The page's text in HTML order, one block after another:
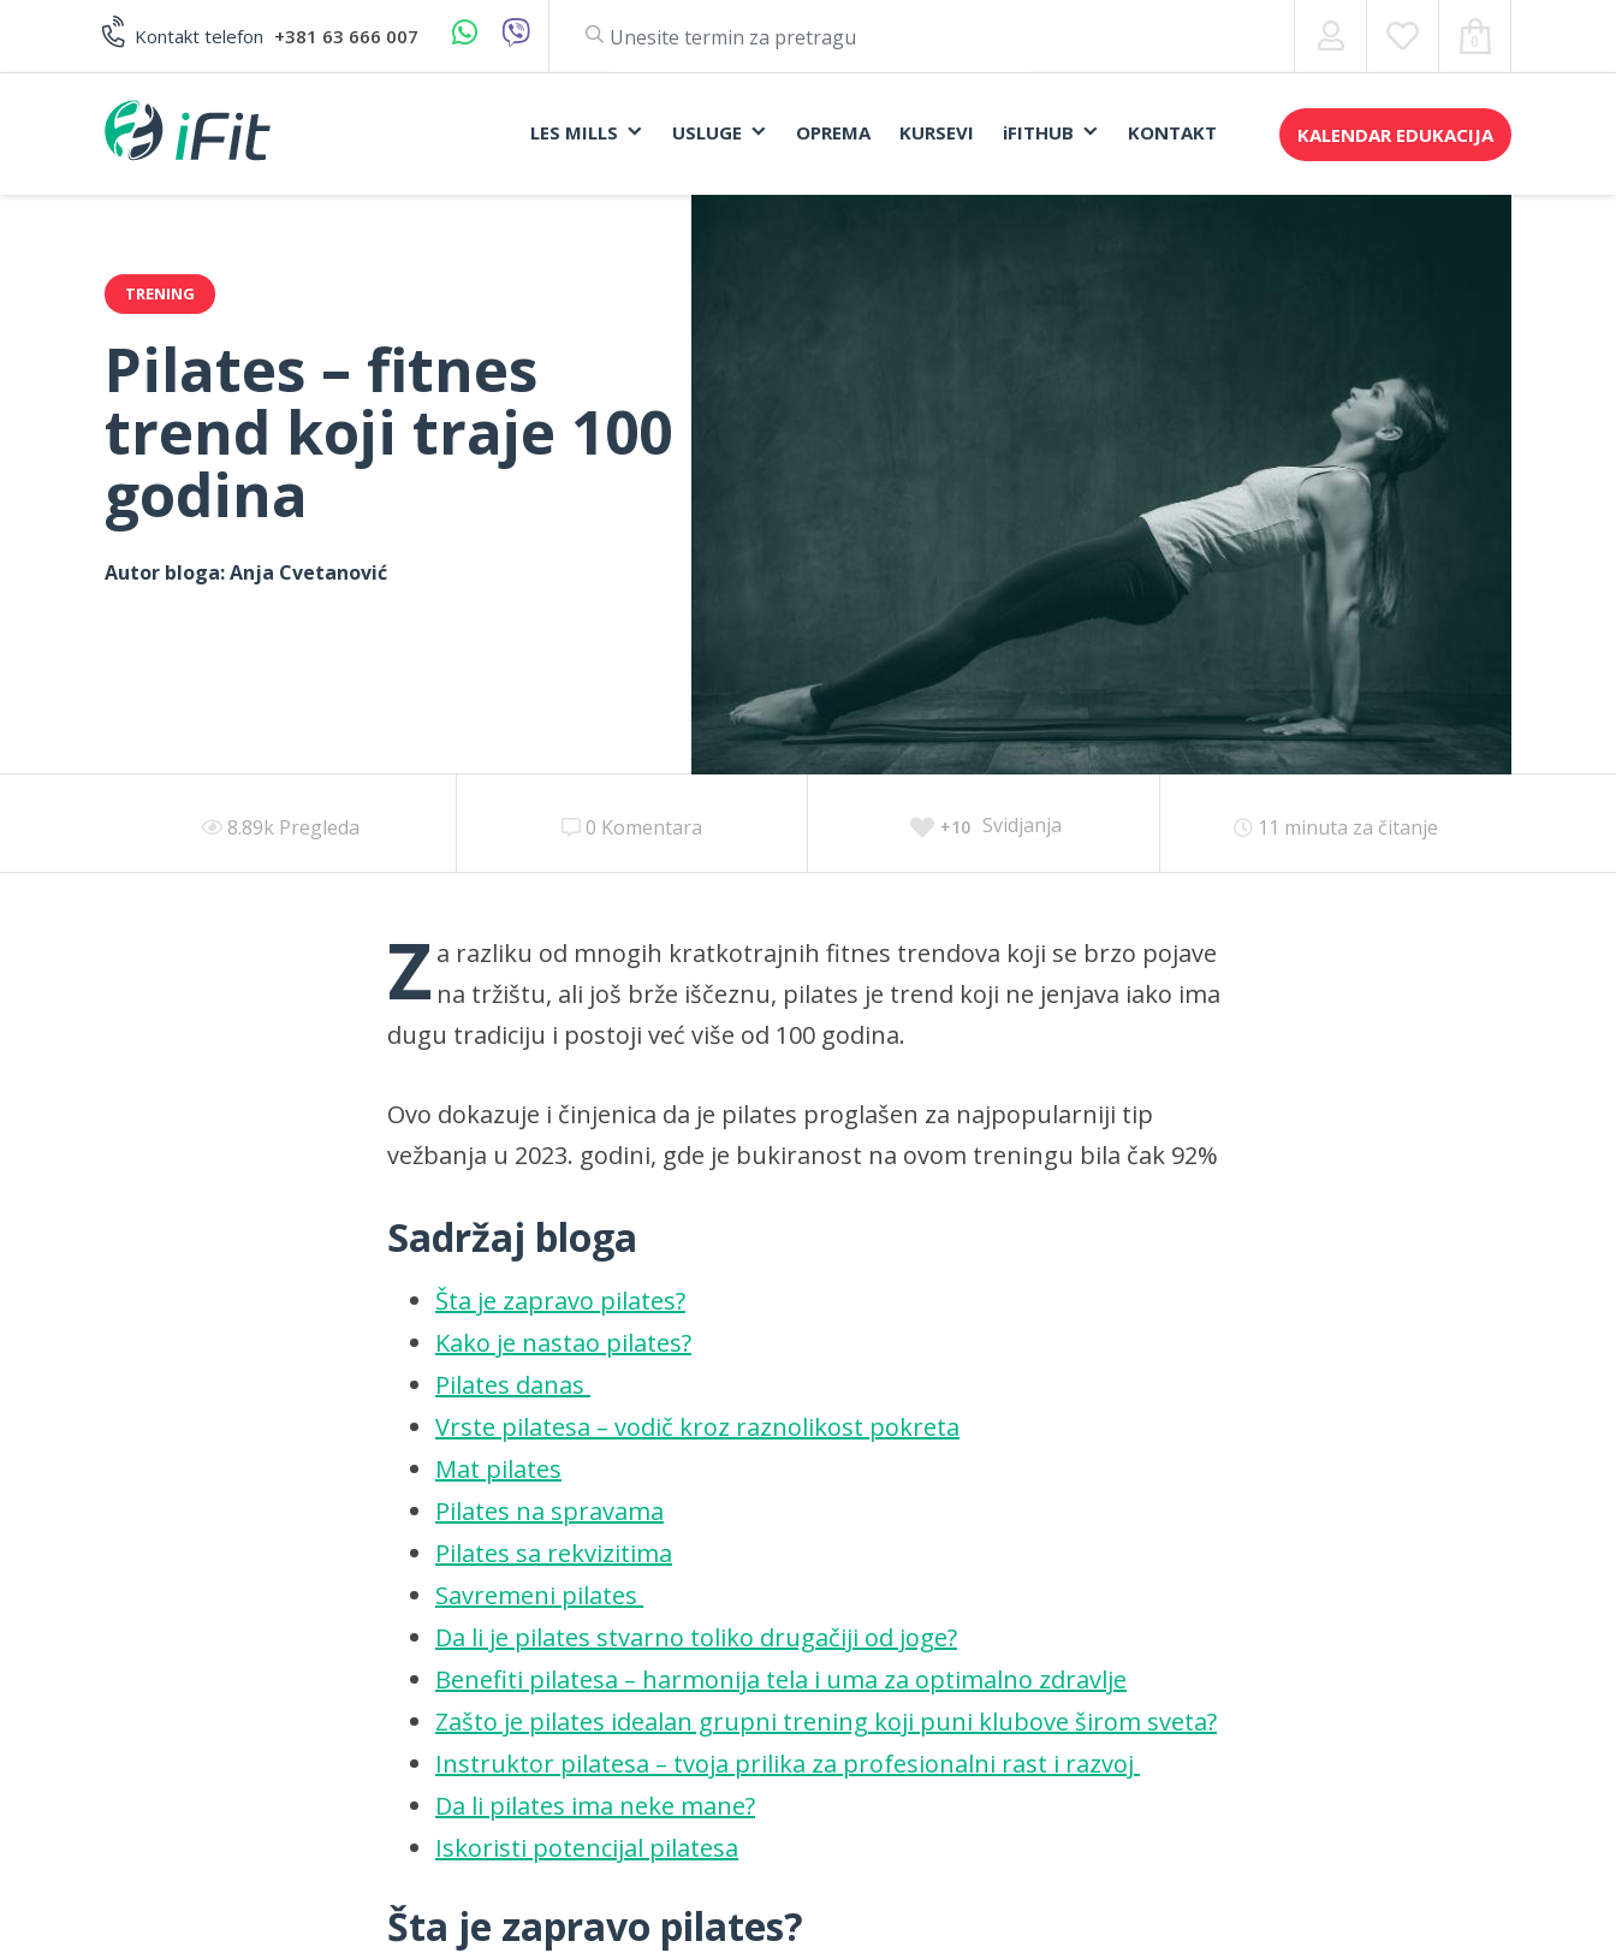
Kontakt telefon +381 63 666 007 0
LES MILLS USLUGE OPREMA KURSEVI iFITHUB KONTAKT KALENDAR EDUKACIJA
TRENING
Pilates – fitnes
trend koji traje 100
godina
Autor bloga:Anja Cvetanović
8.89k Pregleda 0 Komentara +10 Svidjanja 11 minuta za čitanje
Z a razliku od mnogih kratkotrajnih fitnes trendova koji se brzo pojave
na tržištu, ali još brže iščeznu, pilates je trend koji ne jenjava iako ima
dugu tradiciju i postoji već više od 100 godina.
Ovo dokazuje i činjenica da je pilates proglašen za najpopularniji tip
vežbanja u 2023. godini, gde je bukiranost na ovom treningu bila čak 92%
Sadržaj bloga
Šta je zapravo pilates?
Kako je nastao pilates?
Pilates danas
Vrste pilatesa – vodič kroz raznolikost pokreta
Mat pilates
Pilates na spravama
Pilates sa rekvizitima
Savremeni pilates
Da li je pilates stvarno toliko drugačiji od joge?
Benefiti pilatesa – harmonija tela i uma za optimalno zdravlje
Zašto je pilates idealan grupni trening koji puni klubove širom sveta?
Instruktor pilatesa – tvoja prilika za profesionalni rast i razvoj
Da li pilates ima neke mane?
Iskoristi potencijal pilatesa
Šta je zapravo pilates?